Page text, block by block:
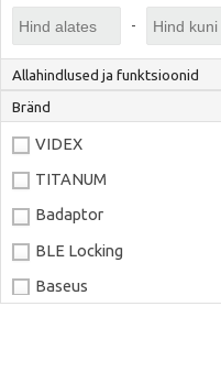
-
Allahindlused ja funktsioonid
Bränd
VIDEX
TITANUM
Badaptor
BLE Locking
Baseus